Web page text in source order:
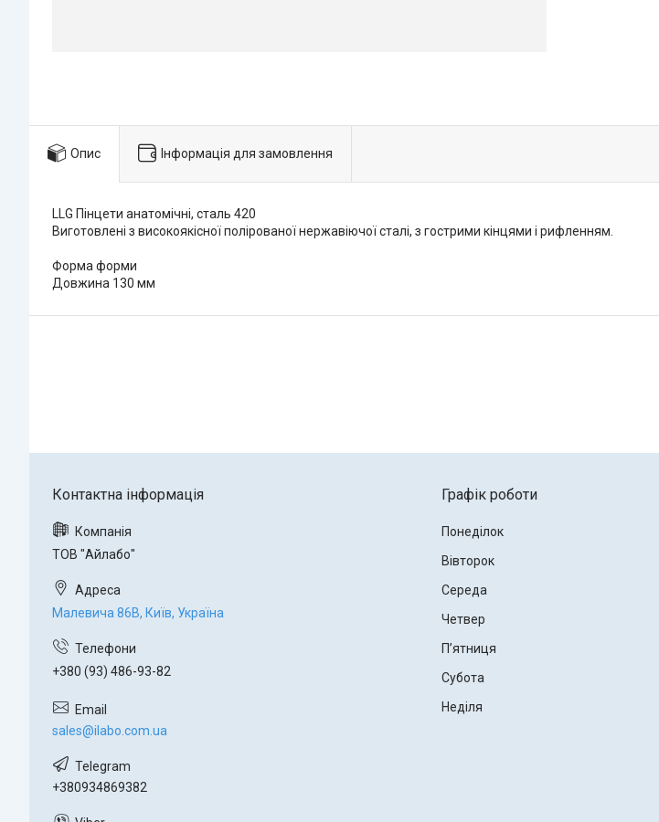
Опис Інформація для замовлення
LLG Пінцети анатомічні, сталь 420
Виготовлені з високоякісної полірованої нержавіючої сталі, з гострими кінцями і рифленням.
Форма форми
Довжина 130 мм
ТОВ "Айлабо"
Малевича 86В, Київ, Україна
+380 (93) 486-93-82
sales@ilabo.com.ua
+380934869382
Графік роботи
Понеділок
Вівторок
Середа
Четвер
Пʼятниця
Субота
Неділя